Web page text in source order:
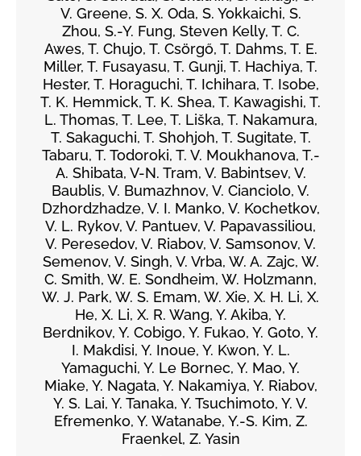
V. Greene, S. X. Oda, S. Yokkaichi, S.
Zhou, S.-Y. Fung, Steven Kelly, T. C.
Awes, T. Chujo, T. Csörgő, T. Dahms, T. E.
Miller, T. Fusayasu, T. Gunji, T. Hachiya, T.
Hester, T. Horaguchi, T. Ichihara, T. Isobe,
T. K. Hemmick, T. K. Shea, T. Kawagishi, T.
L. Thomas, T. Lee, T. Liška, T. Nakamura,
T. Sakaguchi, T. Shohjoh, T. Sugitate, T.
Tabaru, T. Todoroki, T. V. Moukhanova, T.-
A. Shibata, V-N. Tram, V. Babintsev, V.
Baublis, V. Bumazhnov, V. Cianciolo, V.
Dzhordzhadze, V. I. Manko, V. Kochetkov,
V. L. Rykov, V. Pantuev, V. Papavassiliou,
V. Peresedov, V. Riabov, V. Samsonov, V.
Semenov, V. Singh, V. Vrba, W. A. Zajc, W.
C. Smith, W. E. Sondheim, W. Holzmann,
W. J. Park, W. S. Emam, W. Xie, X. H. Li, X.
He, X. Li, X. R. Wang, Y. Akiba, Y.
Berdnikov, Y. Cobigo, Y. Fukao, Y. Goto, Y.
I. Makdisi, Y. Inoue, Y. Kwon, Y. L.
Yamaguchi, Y. Le Bornec, Y. Mao, Y.
Miake, Y. Nagata, Y. Nakamiya, Y. Riabov,
Y. S. Lai, Y. Tanaka, Y. Tsuchimoto, Y. V.
Efremenko, Y. Watanabe, Y.-S. Kim, Z.
Fraenkel, Z. Yasin